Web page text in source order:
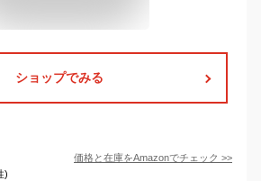
ショップでみる
価格と在庫をAmazonでチェック >>
)